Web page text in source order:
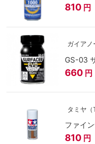
810 円
ガイアノ
GS-03
660 円
タミヤ（
ファイ
810 円